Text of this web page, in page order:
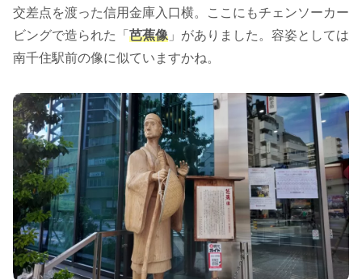
交差点を渡った信用金庫入口横。ここにもチェンソーカー
ビングで造られた「 芭蕉像」がありました。容姿としては
南千住駅前の像に似ていますかね。